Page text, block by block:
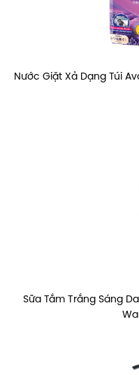
Nước Giặt Xả Dạng Túi
Sữa Tắm Trắng Sáng